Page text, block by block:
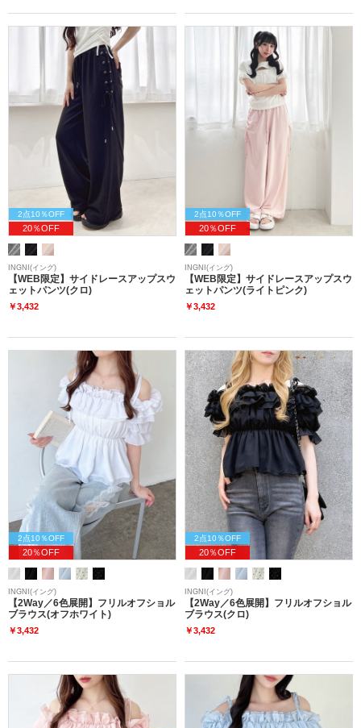
2点10％OFF
20％OFF
INGNI(イング)
【WEB限定】サイドレースアップスウ
ェットパンツ(クロ)
￥3,432
2点10％OFF
20％OFF
INGNI(イング)
【WEB限定】サイドレースアップスウ
ェットパンツ(ライトピンク)
￥3,432
2点10％OFF
20％OFF
INGNI(イング)
【2Way／6色展開】フリルオフショル
ブラウス(オフホワイト)
￥3,432
2点10％OFF
20％OFF
INGNI(イング)
【2Way／6色展開】フリルオフショル
ブラウス(クロ)
￥3,432